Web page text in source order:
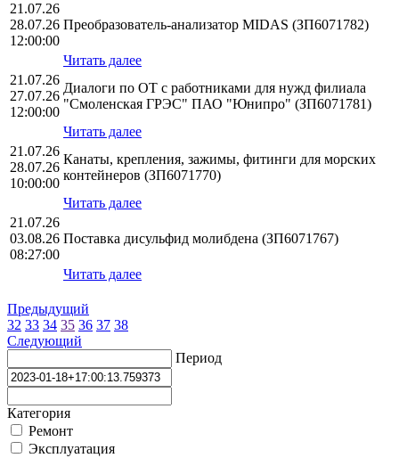
21.07.26
28.07.26
12:00:00
Преобразователь-анализатор MIDAS (ЗП6071782)
Читать далее
21.07.26
27.07.26
12:00:00
Диалоги по ОТ с работниками для нужд филиала
"Смоленская ГРЭС" ПАО "Юнипро" (ЗП6071781)
Читать далее
21.07.26
28.07.26
10:00:00
Канаты, крепления, зажимы, фитинги для морских
контейнеров (ЗП6071770)
Читать далее
21.07.26
03.08.26
08:27:00
Поставка дисульфид молибдена (ЗП6071767)
Читать далее
Предыдущий
32 33 34 35 36 37 38
Следующий
Период
Категория
Ремонт
Эксплуатация